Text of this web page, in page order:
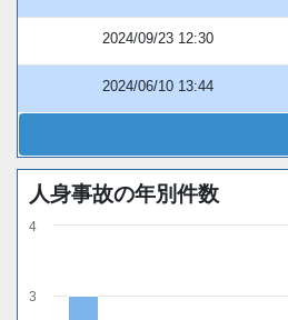
2024/09/23 12:30
2024/06/10 13:44
人身事故の年別件数
3
4